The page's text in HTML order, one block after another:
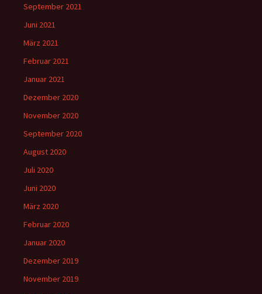
September 2021
Juni 2021
März 2021
Februar 2021
Januar 2021
Dezember 2020
November 2020
September 2020
August 2020
Juli 2020
Juni 2020
März 2020
Februar 2020
Januar 2020
Dezember 2019
November 2019